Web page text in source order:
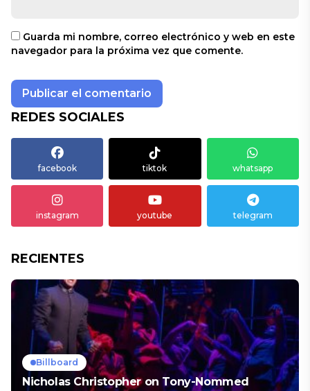
Guarda mi nombre, correo electrónico y web en este
navegador para la próxima vez que comente.
REDES SOCIALES
facebook tiktok whatsapp
instagram youtube telegram
RECIENTES
Billboard
Nicholas Christopher on Tony-Nommed